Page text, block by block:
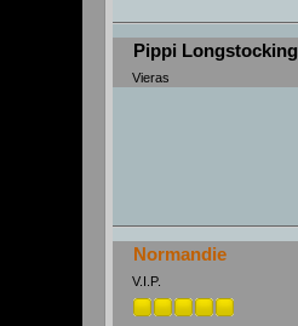
Pippi Longstocking
Vieras
Normandie
V.I.P.